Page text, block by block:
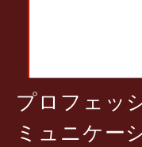
プロフェッ
ミュニケー